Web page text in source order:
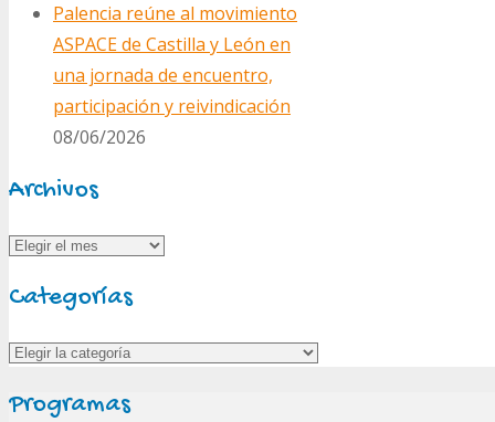
Palencia reúne al movimiento
ASPACE de Castilla y León en
una jornada de encuentro,
participación y reivindicación
08/06/2026
Archivos
Archivos
Categorías
Categorías
Programas